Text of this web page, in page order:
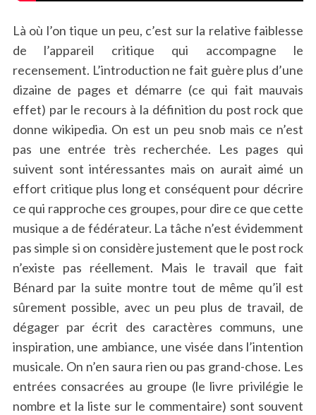
Là où l’on tique un peu, c’est sur la relative faiblesse
de l’appareil critique qui accompagne le
recensement. L’introduction ne fait guère plus d’une
dizaine de pages et démarre (ce qui fait mauvais
effet) par le recours à la définition du post rock que
donne wikipedia. On est un peu snob mais ce n’est
pas une entrée très recherchée. Les pages qui
suivent sont intéressantes mais on aurait aimé un
effort critique plus long et conséquent pour décrire
ce qui rapproche ces groupes, pour dire ce que cette
musique a de fédérateur. La tâche n’est évidemment
pas simple si on considère justement que le post rock
n’existe pas réellement. Mais le travail que fait
Bénard par la suite montre tout de même qu’il est
sûrement possible, avec un peu plus de travail, de
dégager par écrit des caractères communs, une
inspiration, une ambiance, une visée dans l’intention
musicale. On n’en saura rien ou pas grand-chose. Les
entrées consacrées au groupe (le livre privilégie le
nombre et la liste sur le commentaire) sont souvent